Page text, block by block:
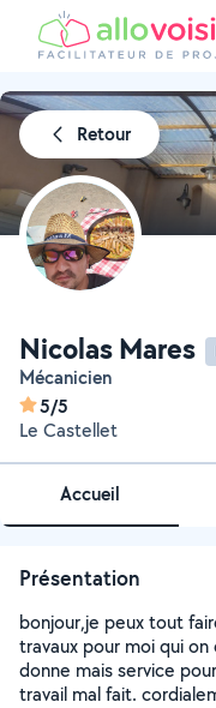
Retour
Nicolas Mares
Mécanicien
5/5
Le Castellet
Accueil
Présentation
bonjour,je peux tout
travaux pour moi qui
donne mais service
travail mal fait.